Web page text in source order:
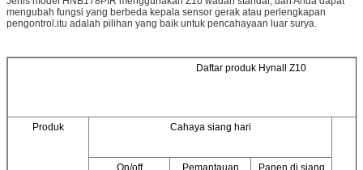
mengubah fungsi yang berbeda kepala sensor gerak atau perlengkapan
pengontrol.itu adalah pilihan yang baik untuk pencahayaan luar surya.
Daftar produk Hynall Z10
Produk Cahaya siang hari
On/off
Pemantauan
Panen di siang